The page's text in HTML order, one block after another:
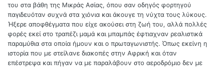
του στα βάθη της Μικράς Ασίας, όπου σαν οδηγός φορτηγού
παγιδευόταν συχνά στα χιόνια και άκουγε τη νύχτα τους λύκους.
Ήξερε αποφθέγματα που είχε ακούσει στη ζωή του, αλλά πολλές
φορές εκεί στο τραπέζι μαμά και μπαμπάς έφτιαχναν ρεαλιστικά
παραμύθια στα οποία ήμουν και ο πρωταγωνιστής. Όπως εκείνη η
ιστορία που με στείλανε διακοπές στην Αφρική και όταν
επέστρεψα και πήγαν να με παραλάβουν στο αεροδρόμιο δεν με